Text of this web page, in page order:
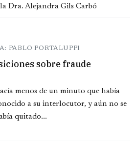
Dra. Alejandra Gils Carbó
PABLO PORTALUPPI
sobre fraude
menos de un minuto que había
a su interlocutor, y aún no se
quitado...